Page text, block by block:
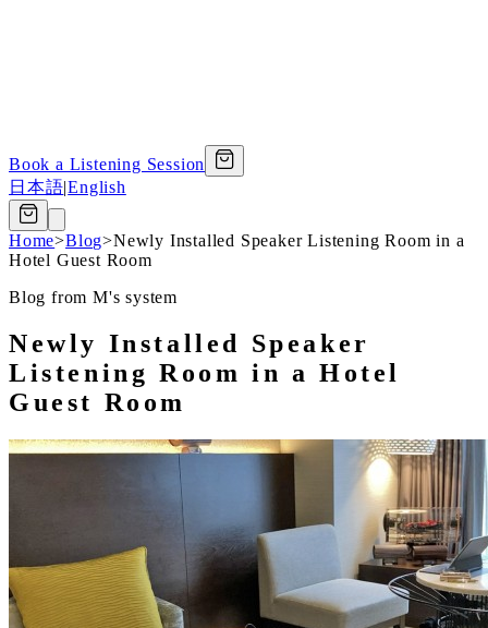
Book a Listening Session
日本語|English
Home>Blog>Newly Installed Speaker Listening Room in a
Hotel Guest Room
Blog from M's system
Newly Installed Speaker
Listening Room in a Hotel
Guest Room